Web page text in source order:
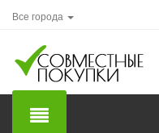
Все города